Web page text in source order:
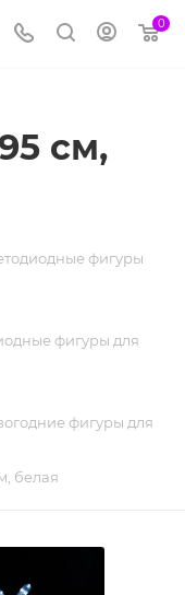
0
см,
фигуры
фигуры для
фигуры для
белая